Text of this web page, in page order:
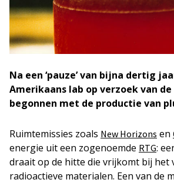
Na een ‘pauze’ van bijna dertig
Amerikaans lab op verzoek van de
begonnen met de productie van
Ruimtemissies zoals New Horizons en
energie uit een zogenoemde RTG:
draait op de hitte die vrijkomt bij het
radioactieve materialen. Een van de